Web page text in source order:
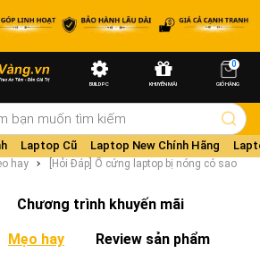
BUILD PC KHUYẾN MÃI
0
GIỎ HÀNG
Laptop Cũ Laptop New Chính Hãng
hay
[Hỏi Đáp] Ổ cứng laptop bị nóng có sao
Chương trình khuyến mãi
Mẹo hay Review sản phẩm